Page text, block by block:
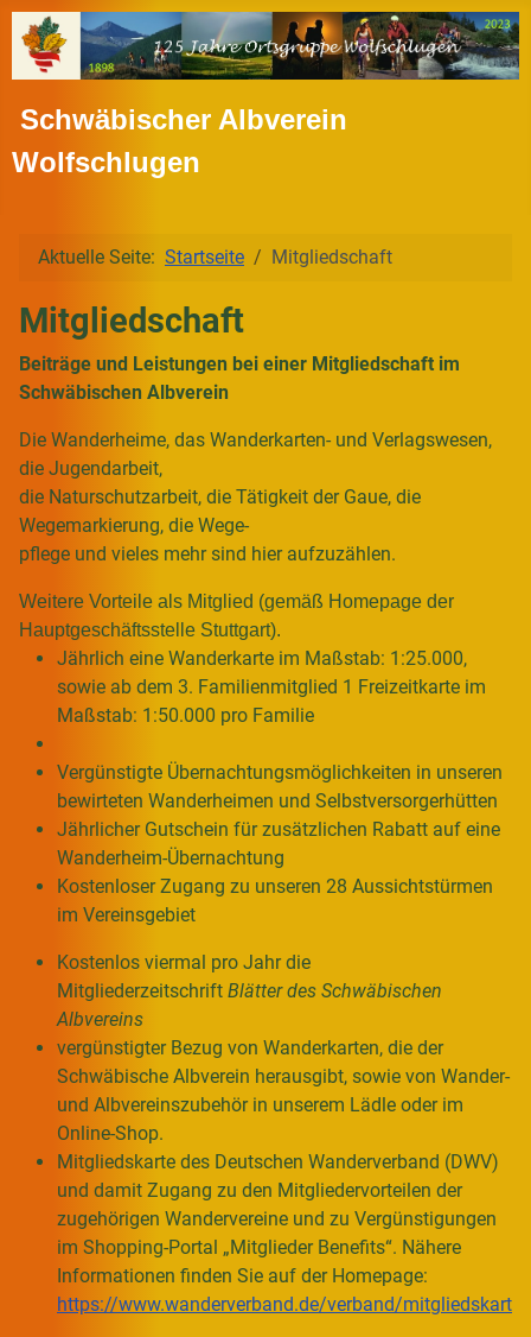
Schwäbischer Albverein
Wolfschlugen
Aktuelle Seite: Startseite Mitgliedschaft
Mitgliedschaft
Beiträge und Leistungen bei einer Mitgliedschaft im
Schwäbischen Albverein
Die Wanderheime, das Wanderkarten- und Verlagswesen,
die Jugendarbeit,
die Naturschutzarbeit, die Tätigkeit der Gaue, die
Wegemarkierung, die Wege-
pflege und vieles mehr sind hier aufzuzählen.
Weitere Vorteile als Mitglied (gemäß Homepage der
Hauptgeschäftsstelle Stuttgart).
Jährlich eine Wanderkarte im Maßstab: 1:25.000,
sowie ab dem 3. Familienmitglied 1 Freizeitkarte im
Maßstab: 1:50.000 pro Familie
Vergünstigte Übernachtungsmöglichkeiten in unseren
bewirteten Wanderheimen und Selbstversorgerhütten
Jährlicher Gutschein für zusätzlichen Rabatt auf eine
Wanderheim-Übernachtung
Kostenloser Zugang zu unseren 28 Aussichtstürmen
im Vereinsgebiet
Kostenlos viermal pro Jahr die
Mitgliederzeitschrift Blätter des Schwäbischen
Albvereins
vergünstigter Bezug von Wanderkarten, die der
Schwäbische Albverein herausgibt, sowie von Wander-
und Albvereinszubehör in unserem Lädle oder im
Online-Shop.
Mitgliedskarte des Deutschen Wanderverband (DWV)
und damit Zugang zu den Mitgliedervorteilen der
zugehörigen Wandervereine und zu Vergünstigungen
im Shopping-Portal „Mitglieder Benefits“. Nähere
Informationen finden Sie auf der Homepage:
https://www.wanderverband.de/verband/